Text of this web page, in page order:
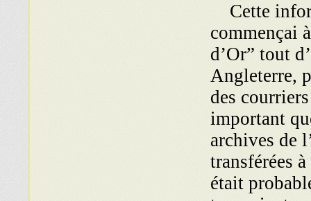
Cette
commençai
d’Or” tout
Angleterre,
des
important
archives de
transférées
était